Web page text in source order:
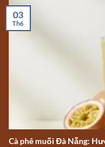
Cà phê muối Đà Nẵng:
03
Th6